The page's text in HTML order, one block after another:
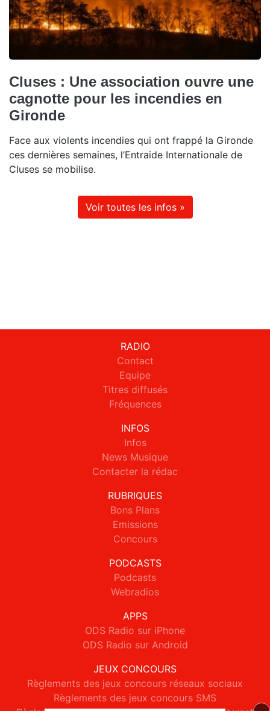
Cluses : Une association ouvre une
cagnotte pour les incendies en
Gironde
Face aux violents incendies qui ont frappé la Gironde
ces dernières semaines, l’Entraide Internationale de
Cluses se mobilise.
Voir toutes les infos »
RADIO
Contact
Equipe
Titres diffusés
Fréquences
INFOS
Infos
News Musique
Contacter la rédac
RUBRIQUES
Bons Plans
Emissions
Concours
PODCASTS
Podcasts
Webradios
APPS
ODS Radio sur iPhone
ODS Radio sur Android
JEUX CONCOURS
Règlements des jeux concours réseaux sociaux
Règlements des jeux concours SMS